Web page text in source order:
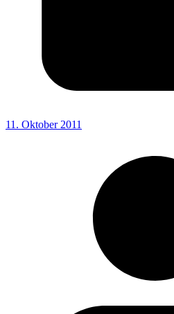
11. Oktober 2011